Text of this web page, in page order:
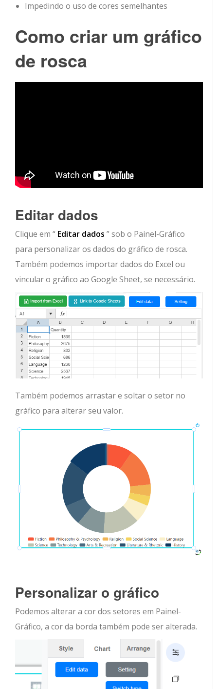
Impedindo o uso de cores semelhantes
Como criar um gráfico
de rosca
Editar dados
Clique em “ Editar dados ” sob o Painel-Gráfico
para personalizar os dados do gráfico de rosca.
Também podemos importar dados do Excel ou
vincular o gráfico ao Google Sheet, se necessário.
Também podemos arrastar e soltar o setor no
gráfico para alterar seu valor.
Personalizar o gráfico
Podemos alterar a cor dos setores em Painel-
Gráfico, a cor da borda também pode ser alterada.